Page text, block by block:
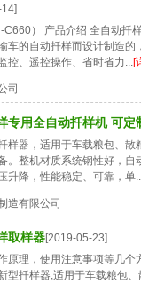
C660） 产品介绍 全自动扦
车的自动扦样而设计制造的
控、遥控操作、省时省力...[
司
专用全自动扦样机 可定
样器，适用于车载粮包、散
。整机材质系统钢性好，自
升降，性能稳定、可靠，单
造有限公司
取样器[2019-05-23]
原理，使用注意事项等几个
型扦样器,适用于车载粮包